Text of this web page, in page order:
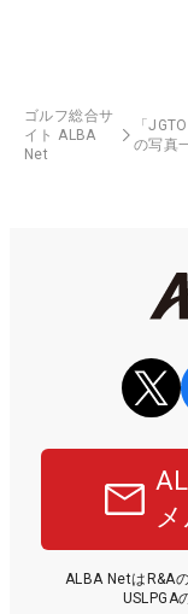
ゴルフ総合サ
イト ALBA
Net
「JGTO
の写真
ALBA NetはR&A
USLPGA